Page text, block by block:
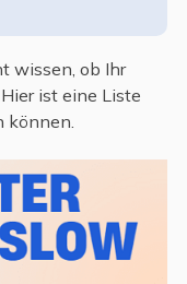
wissen, ob Ihr
ist eine Liste
können.